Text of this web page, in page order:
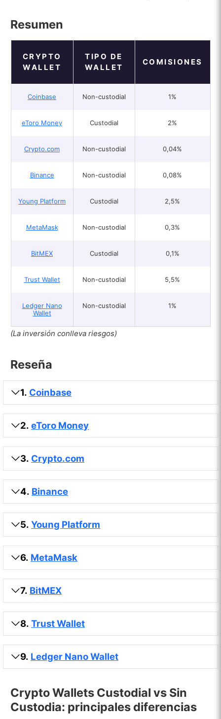
Resumen
CRYPTO
WALLET
TIPO DE
WALLET
COMISIONES
Coinbase Non-custodial 1%
eToro Money Custodial 2%
Crypto.com Non-custodial 0,04%
Binance Non-custodial 0,08%
Young Platform Custodial 2,5%
MetaMask Non-custodial 0,3%
BitMEX Custodial 0,1%
Trust Wallet Non-custodial 5,5%
Ledger Nano
Wallet
Non-custodial 1%
(La inversión conlleva riesgos)
Reseña
1. Coinbase
2.eToro Money
3. Crypto.com
4. Binance
5.Young Platform
6. MetaMask
7. BitMEX
8.Trust Wallet
9. Ledger Nano Wallet
Crypto Wallets Custodial vs Sin
Custodia: principales diferencias